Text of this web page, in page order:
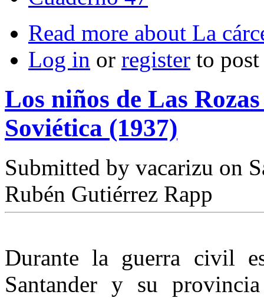
Read more about La
Log in or register to
Los niños de Las
Soviética (1937)
Submitted by vacarizu on
Rubén Gutiérrez Rapp
Durante la guerra civil
Santander y su